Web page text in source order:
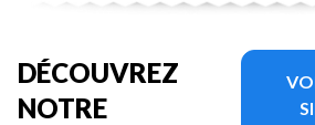
DÉCOUVREZ
NOTRE